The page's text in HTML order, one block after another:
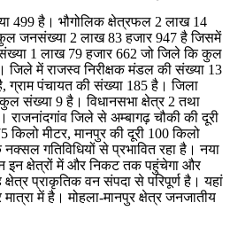
499 है। भौगोलिक क्षेत्रफल 2 लाख 14
जनसंख्या 2 लाख 83 हजार 947 है जिसमें
1 लाख 79 हजार 662 जो जिले कि कुल
में राजस्व निरीक्षक मंडल की संख्या 13
ग्राम पंचायत की संख्या 185 है। जिला
संख्या 9 है। विधानसभा क्षेत्र 2 तथा
जिले से अम्बागढ़ चौकी की दूरी
किलो मीटर, मानपुर की दूरी 100 किलो
गतिविधियों से प्रभावित रहा है। नया
इन क्षेत्रों में और निकट तक पहुंचेगा और
क्षेत्र प्राकृतिक वन संपदा से परिपूर्ण है। यहां
में है। मोहला-मानपुर क्षेत्र जनजातीय